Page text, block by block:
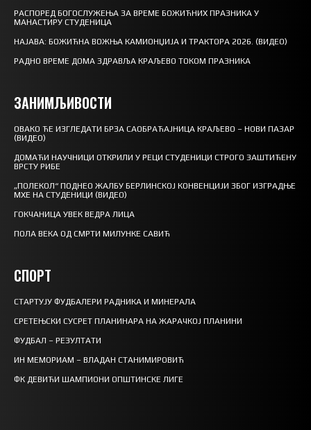
РАСПОРЕД БОГОСЛУЖЕЊА ЗА ВРЕМЕ БОЖИЋНИХ ПРАЗНИКА У
МАНАСТИРУ СТУДЕНИЦА
НАЈАВА: БОЖИЋНА ВОЖЊА КАМИОНЏИЈА И ТРАКТОРА 2026. (ВИДЕО)
РАДНО ВРЕМЕ ДОМА ЗДРАВЉА КРАЉЕВО ТОКОМ ПРАЗНИКА
ЗАНИМЉИВОСТИ
ОВАКО ЋЕ ИЗГЛЕДАТИ БРЗА САОБРАЋАЈНИЦА КРАЉЕВО – НОВИ ПАЗАР
(ВИДЕО)
ДОМАЋИ НАУЧНИЦИ ОТКРИЛИ У РЕЦИ СТУДЕНИЦИ СТРОГО ЗАШТИЋЕНУ
ВРСТУ РИБЕ
„ПОЛЕКОЛ“ ПОДНЕО ЖАЛБУ БЕРЛИНСКОЈ КОНВЕНЦИЈИ ЗБОГ ИЗГРАДЊЕ
МХЕ НА СТУДЕНИЦИ (ВИДЕО)
ГОКЧАНИЦА УВЕК ВЕДРА ЛИЦА
ПОЛА ВЕКА ОД СМРТИ МИЛУНКЕ САВИЋ
СПОРТ
СТАРТУЈУ ФУДБАЛЕРИ РАДНИКА И МИНЕРАЛА
СРЕТЕЊСКИ СУСРЕТ ПЛАНИНАРА НА ЖАРАЧКОЈ ПЛАНИНИ
ФУДБАЛ – РЕЗУЛТАТИ
ИН МЕМОРИАМ – ВЛАДАН СТАНИМИРОВИЋ
ФК ДЕВИЋИ ШАМПИОНИ ОПШТИНСКЕ ЛИГЕ